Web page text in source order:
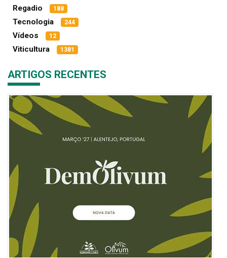
Regadio 188
Tecnologia 244
Vídeos 12
Viticultura 1381
ARTIGOS RECENTES